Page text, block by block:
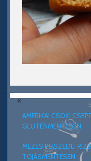
«
AMERIKAI CSOKI
GLUTÉNMENTESEN
MÉZES PUSZEDLI
TOJÁSMENTESEN